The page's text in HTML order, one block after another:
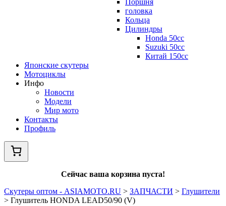
Поршня
головка
Кольца
Цилиндры
Honda 50сс
Suzuki 50cc
Китай 150сс
Японские скутеры
Мотоциклы
Инфо
Новости
Модели
Мир мото
Контакты
Профиль
Сейчас ваша корзина пуста!
Скутеры оптом - ASIAMOTO.RU > ЗАПЧАСТИ > Глушители
> Глушитель HONDA LEAD50/90 (V)